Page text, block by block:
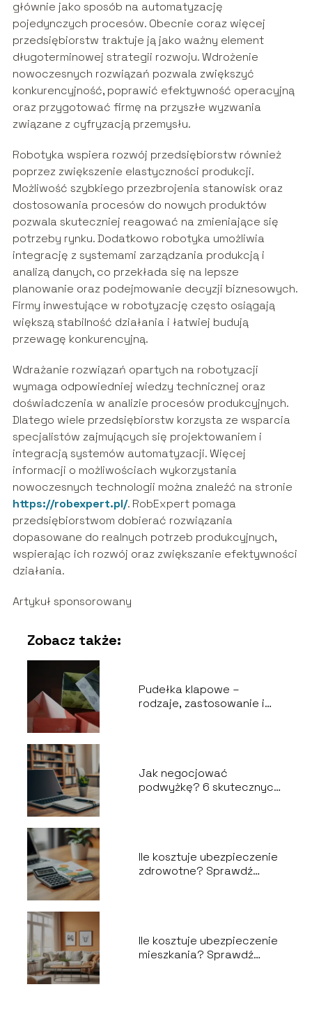
głównie jako sposób na automatyzację
pojedynczych procesów. Obecnie coraz więcej
przedsiębiorstw traktuje ją jako ważny element
długoterminowej strategii rozwoju. Wdrożenie
nowoczesnych rozwiązań pozwala zwiększyć
konkurencyjność, poprawić efektywność operacyjną
oraz przygotować firmę na przyszłe wyzwania
związane z cyfryzacją przemysłu.
Robotyka wspiera rozwój przedsiębiorstw również
poprzez zwiększenie elastyczności produkcji.
Możliwość szybkiego przezbrojenia stanowisk oraz
dostosowania procesów do nowych produktów
pozwala skuteczniej reagować na zmieniające się
potrzeby rynku. Dodatkowo robotyka umożliwia
integrację z systemami zarządzania produkcją i
analizą danych, co przekłada się na lepsze
planowanie oraz podejmowanie decyzji biznesowych.
Firmy inwestujące w robotyzację często osiągają
większą stabilność działania i łatwiej budują
przewagę konkurencyjną.
Wdrażanie rozwiązań opartych na robotyzacji
wymaga odpowiedniej wiedzy technicznej oraz
doświadczenia w analizie procesów produkcyjnych.
Dlatego wiele przedsiębiorstw korzysta ze wsparcia
specjalistów zajmujących się projektowaniem i
integracją systemów automatyzacji. Więcej
informacji o możliwościach wykorzystania
nowoczesnych technologii można znaleźć na stronie
https://robexpert.pl/. RobExpert pomaga
przedsiębiorstwom dobierać rozwiązania
dopasowane do realnych potrzeb produkcyjnych,
wspierając ich rozwój oraz zwiększanie efektywności
działania.
Artykuł sponsorowany
Zobacz także:
Pudełka klapowe –
rodzaje, zastosowanie i
Jak negocjować
podwyżkę? 6 skutecznych
Ile kosztuje ubezpieczenie
zdrowotne? Sprawdź
Ile kosztuje ubezpieczenie
mieszkania? Sprawdź